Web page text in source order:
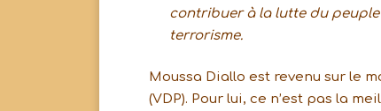
contribuer à la lutte du peuple
terrorisme.
Moussa Diallo est revenu sur le
(VDP). Pour lui, ce n’est pas la